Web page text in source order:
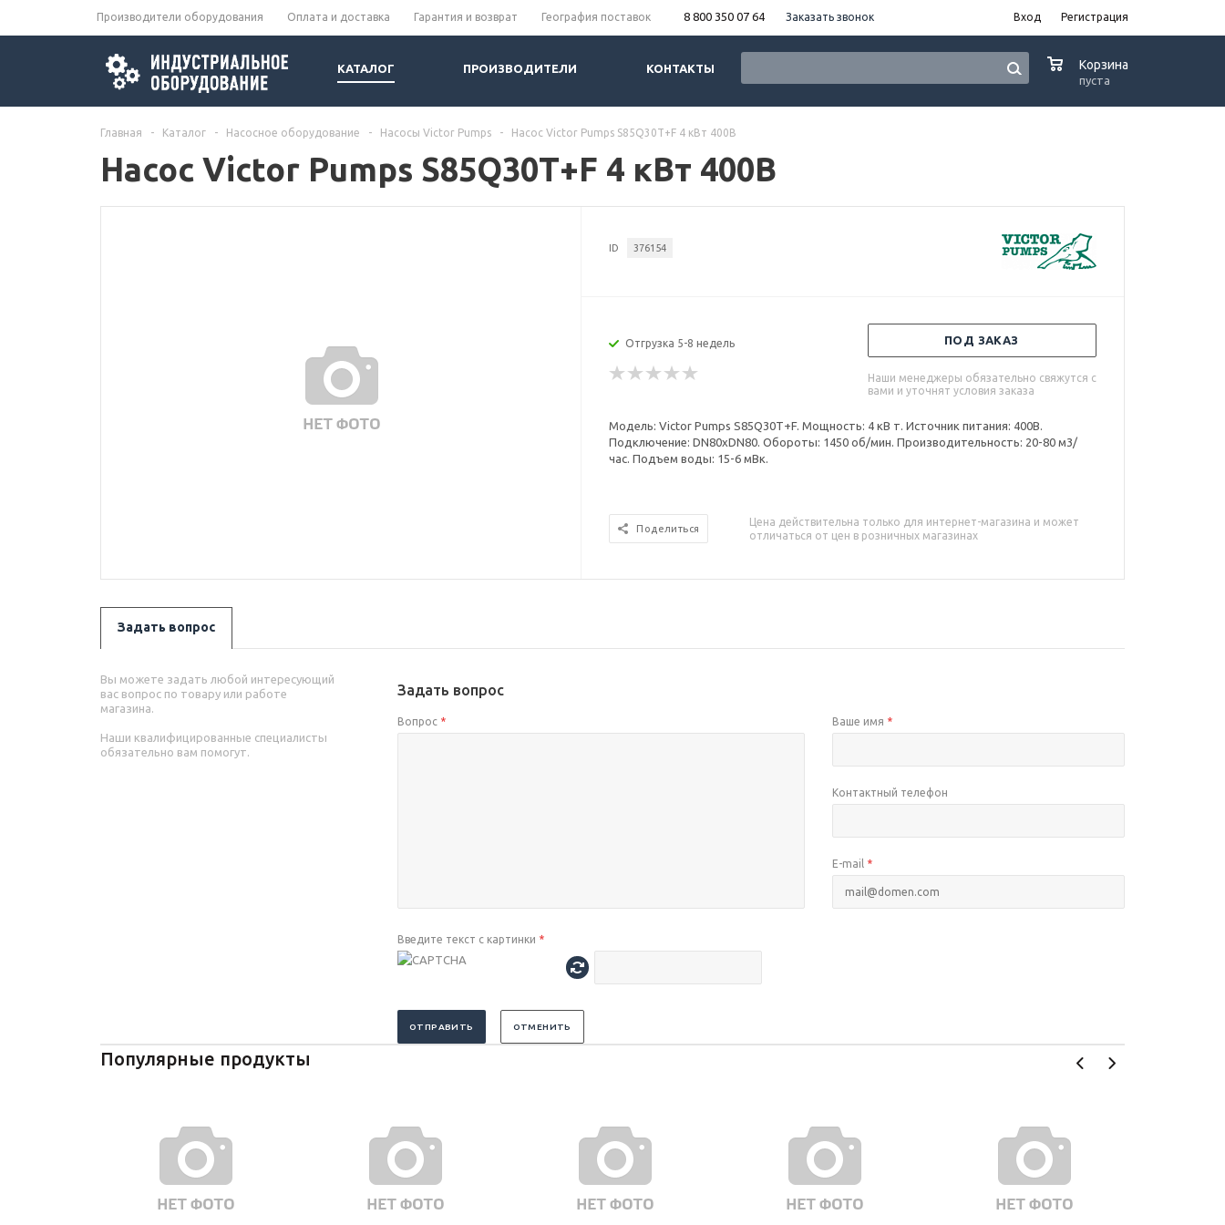
Производители оборудования Оплата и доставка Гарантия и возврат География поставок 8 800 350 07 64 Заказать звонок Вход Регистрация
КАТАЛОГ ПРОИЗВОДИТЕЛИ КОНТАКТЫ Корзина
пуста
Главная - Каталог - Насосное оборудование - Насосы Victor Pumps - Насос Victor Pumps S85Q30T+F 4 кВт 400В
Насос Victor Pumps S85Q30T+F 4 кВт 400В
ID 376154
Отгрузка 5-8 недель ПОД ЗАКАЗ
Наши менеджеры обязательно свяжутся с
вами и уточнят условия заказа
Модель: Victor Pumps S85Q30T+F. Мощность: 4 кВ т. Источник питания: 400В.
Подключение: DN80xDN80. Обороты: 1450 об/мин. Производительность: 20-80 м3/
час. Подъем воды: 15-6 мВк.
Поделиться
Цена действительна только для интернет-магазина и может
отличаться от цен в розничных магазинах
Задать вопрос
Вы можете задать любой интересующий
вас вопрос по товару или работе
магазина.
Наши квалифицированные специалисты
обязательно вам помогут.
Задать вопрос
Вопрос * Ваше имя *
Контактный телефон
E-mail *
Введите текст с картинки *
ОТПРАВИТЬ ОТМЕНИТЬ
Популярные продукты